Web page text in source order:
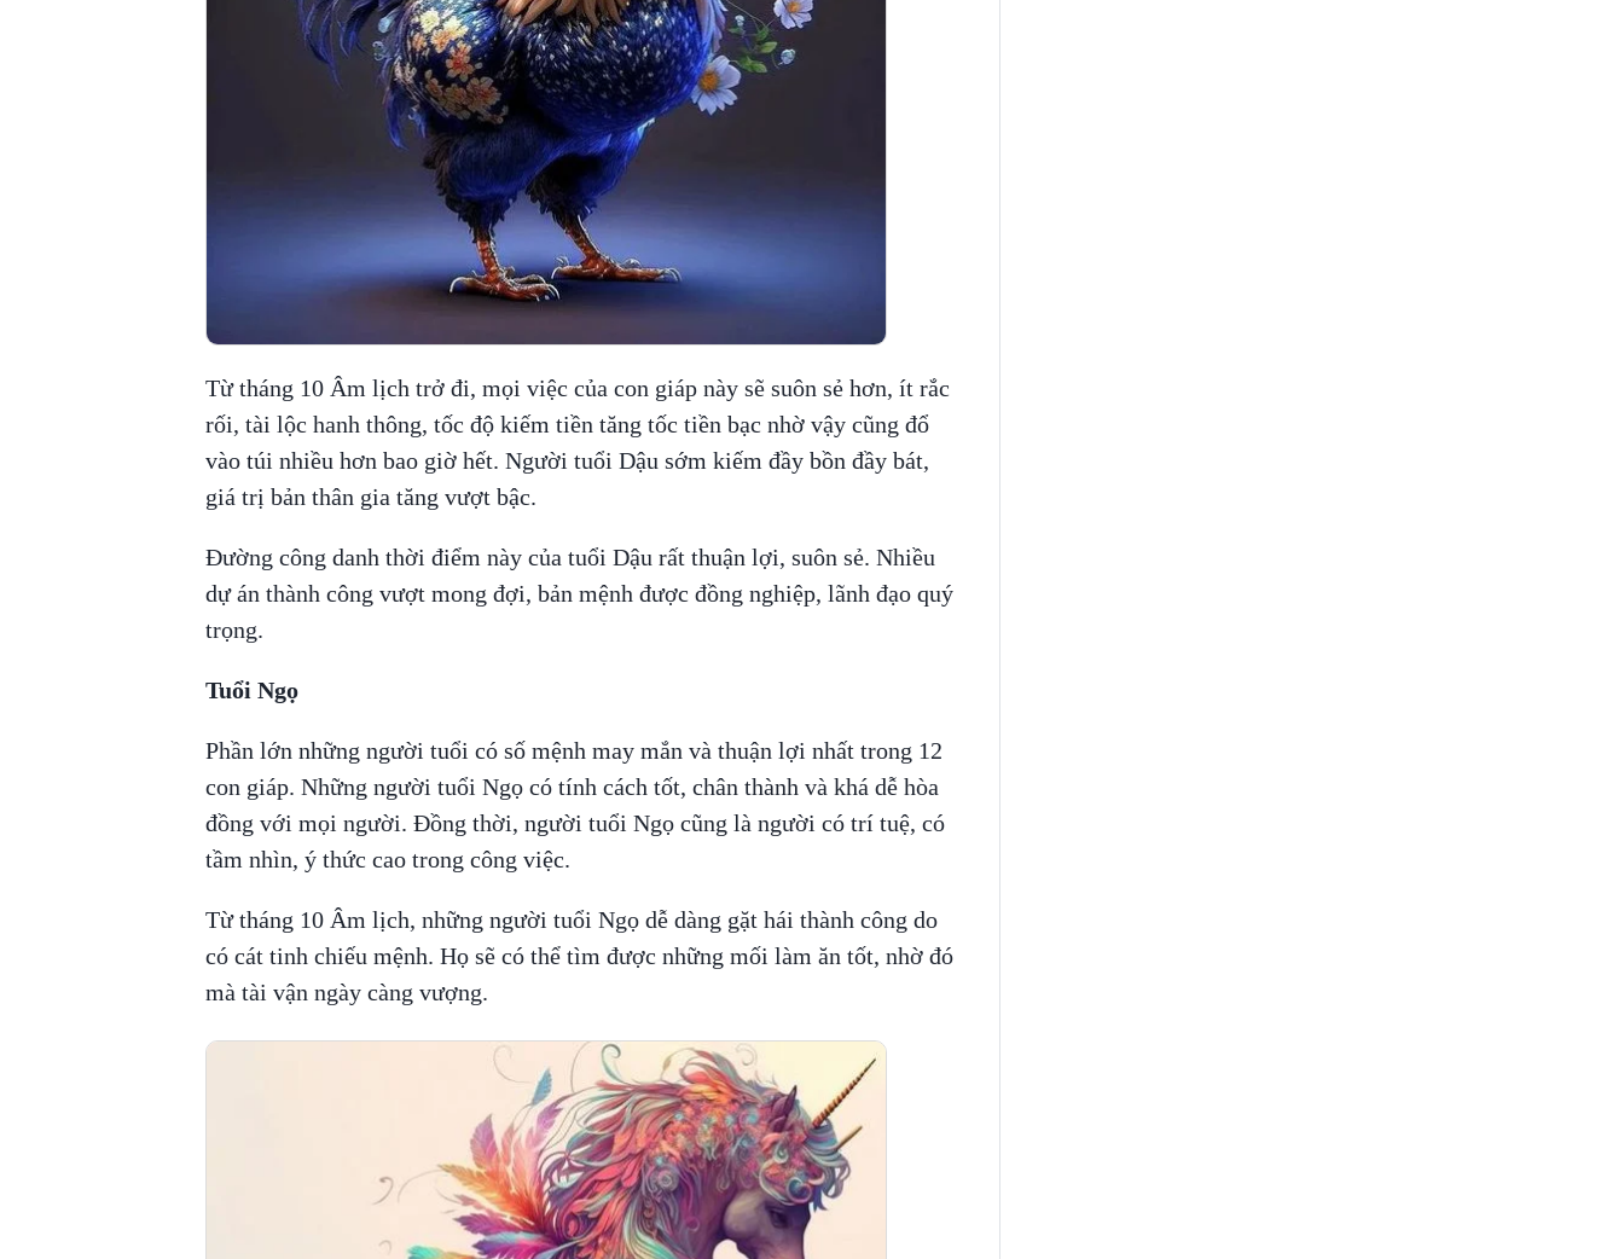
Từ tháng 10 Âm lịch trở đi, mọi việc của con giáp này sẽ suôn sẻ hơn, ít rắc
rối, tài lộc hanh thông, tốc độ kiếm tiền tăng tốc tiền bạc nhờ vậy cũng đổ
vào túi nhiều hơn bao giờ hết. Người tuổi Dậu sớm kiếm đầy bồn đầy bát,
giá trị bản thân gia tăng vượt bậc.
Đường công danh thời điểm này của tuổi Dậu rất thuận lợi, suôn sẻ. Nhiều
dự án thành công vượt mong đợi, bản mệnh được đồng nghiệp, lãnh đạo quý
trọng.
Tuổi Ngọ
Phần lớn những người tuổi có số mệnh may mắn và thuận lợi nhất trong 12
con giáp. Những người tuổi Ngọ có tính cách tốt, chân thành và khá dễ hòa
đồng với mọi người. Đồng thời, người tuổi Ngọ cũng là người có trí tuệ, có
tầm nhìn, ý thức cao trong công việc.
Từ tháng 10 Âm lịch, những người tuổi Ngọ dễ dàng gặt hái thành công do
có cát tinh chiếu mệnh. Họ sẽ có thể tìm được những mối làm ăn tốt, nhờ đó
mà tài vận ngày càng vượng.